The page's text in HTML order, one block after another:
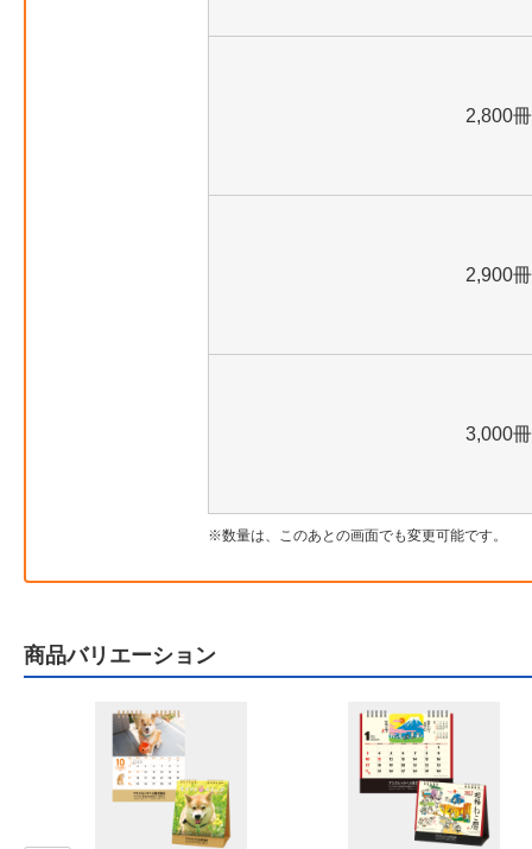
2,800冊
2,900冊
3,000冊
数量は、このあとの画面でも変更可能です。
商品バリエーション